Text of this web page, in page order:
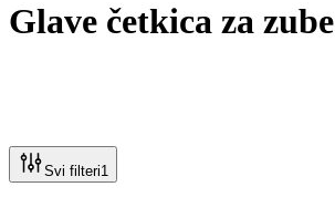
Glave četkica za zube
Svi filteri1